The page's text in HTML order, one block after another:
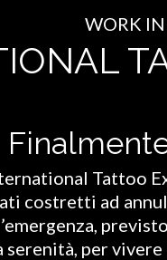
WORK IN
Tattoo
costretti ad
serenità, per